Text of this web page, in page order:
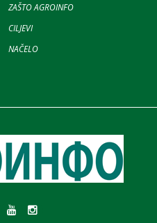
ZAŠTO AGROINFO
CILJEVI
NAČELO